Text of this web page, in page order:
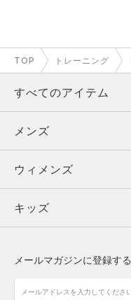
TOP トレーニング
すべてのアイテム
メンズ
ウィメンズ
キッズ
アクセサリー
メンズ
トップス
ボトムス
アクセサリー
ウィメンズ
トップス
シューズ
キッズ
メールマガジンに登録する